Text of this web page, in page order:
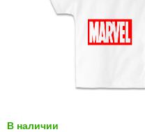
Оплата и доставка
В наличии